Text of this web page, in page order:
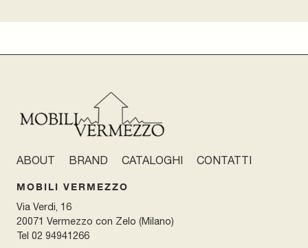
ABOUT BRAND CATALOGHI CONTATTI
MOBILI VERMEZZO
Via Verdi, 16
20071 Vermezzo con Zelo (Milano)
Tel 02 94941266